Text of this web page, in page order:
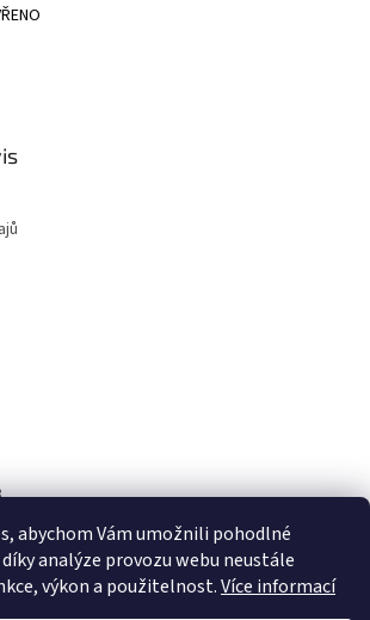
abychom Vám umožnili pohodlné
analýze provozu webu neustále
výkon a použitelnost.Více informací
alolaCZ